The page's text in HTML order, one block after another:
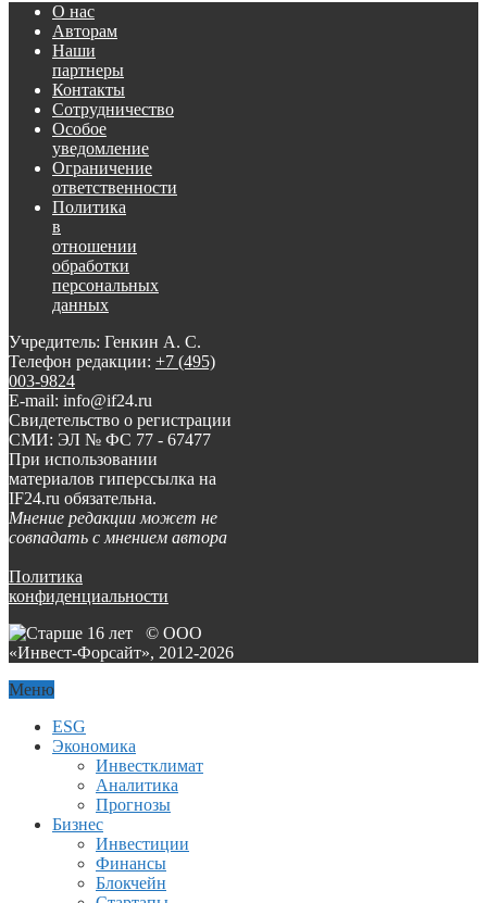
О нас
Авторам
Наши
партнеры
Контакты
Сотрудничество
Особое
уведомление
Ограничение
ответственности
Политика
в
отношении
обработки
персональных
данных
Учредитель: Генкин А. С.
Телефон редакции: +7 (495)
003-9824
E-mail: info@if24.ru
Свидетельство о регистрации
СМИ: ЭЛ № ФС 77 - 67477
При использовании
материалов гиперссылка на
IF24.ru обязательна.
Мнение редакции может не
совпадать с мнением автора
Политика
конфиденциальности
© ООО
«Инвест-Форсайт», 2012-2026
Меню
ESG
Экономика
Инвестклимат
Аналитика
Прогнозы
Бизнес
Инвестиции
Финансы
Блокчейн